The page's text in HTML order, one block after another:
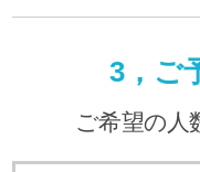
3，ご
ご希望の人